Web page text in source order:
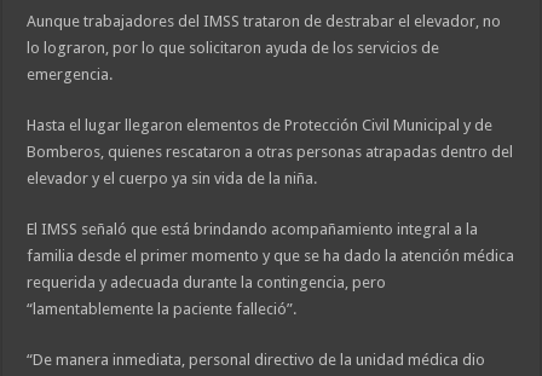
Aunque trabajadores del IMSS trataron de destrabar el elevador, no
lo lograron, por lo que solicitaron ayuda de los servicios de
emergencia.
Hasta el lugar llegaron elementos de Protección Civil Municipal y de
Bomberos, quienes rescataron a otras personas atrapadas dentro del
elevador y el cuerpo ya sin vida de la niña.
El IMSS señaló que está brindando acompañamiento integral a la
familia desde el primer momento y que se ha dado la atención médica
requerida y adecuada durante la contingencia, pero
“lamentablemente la paciente falleció”.
“De manera inmediata, personal directivo de la unidad médica dio